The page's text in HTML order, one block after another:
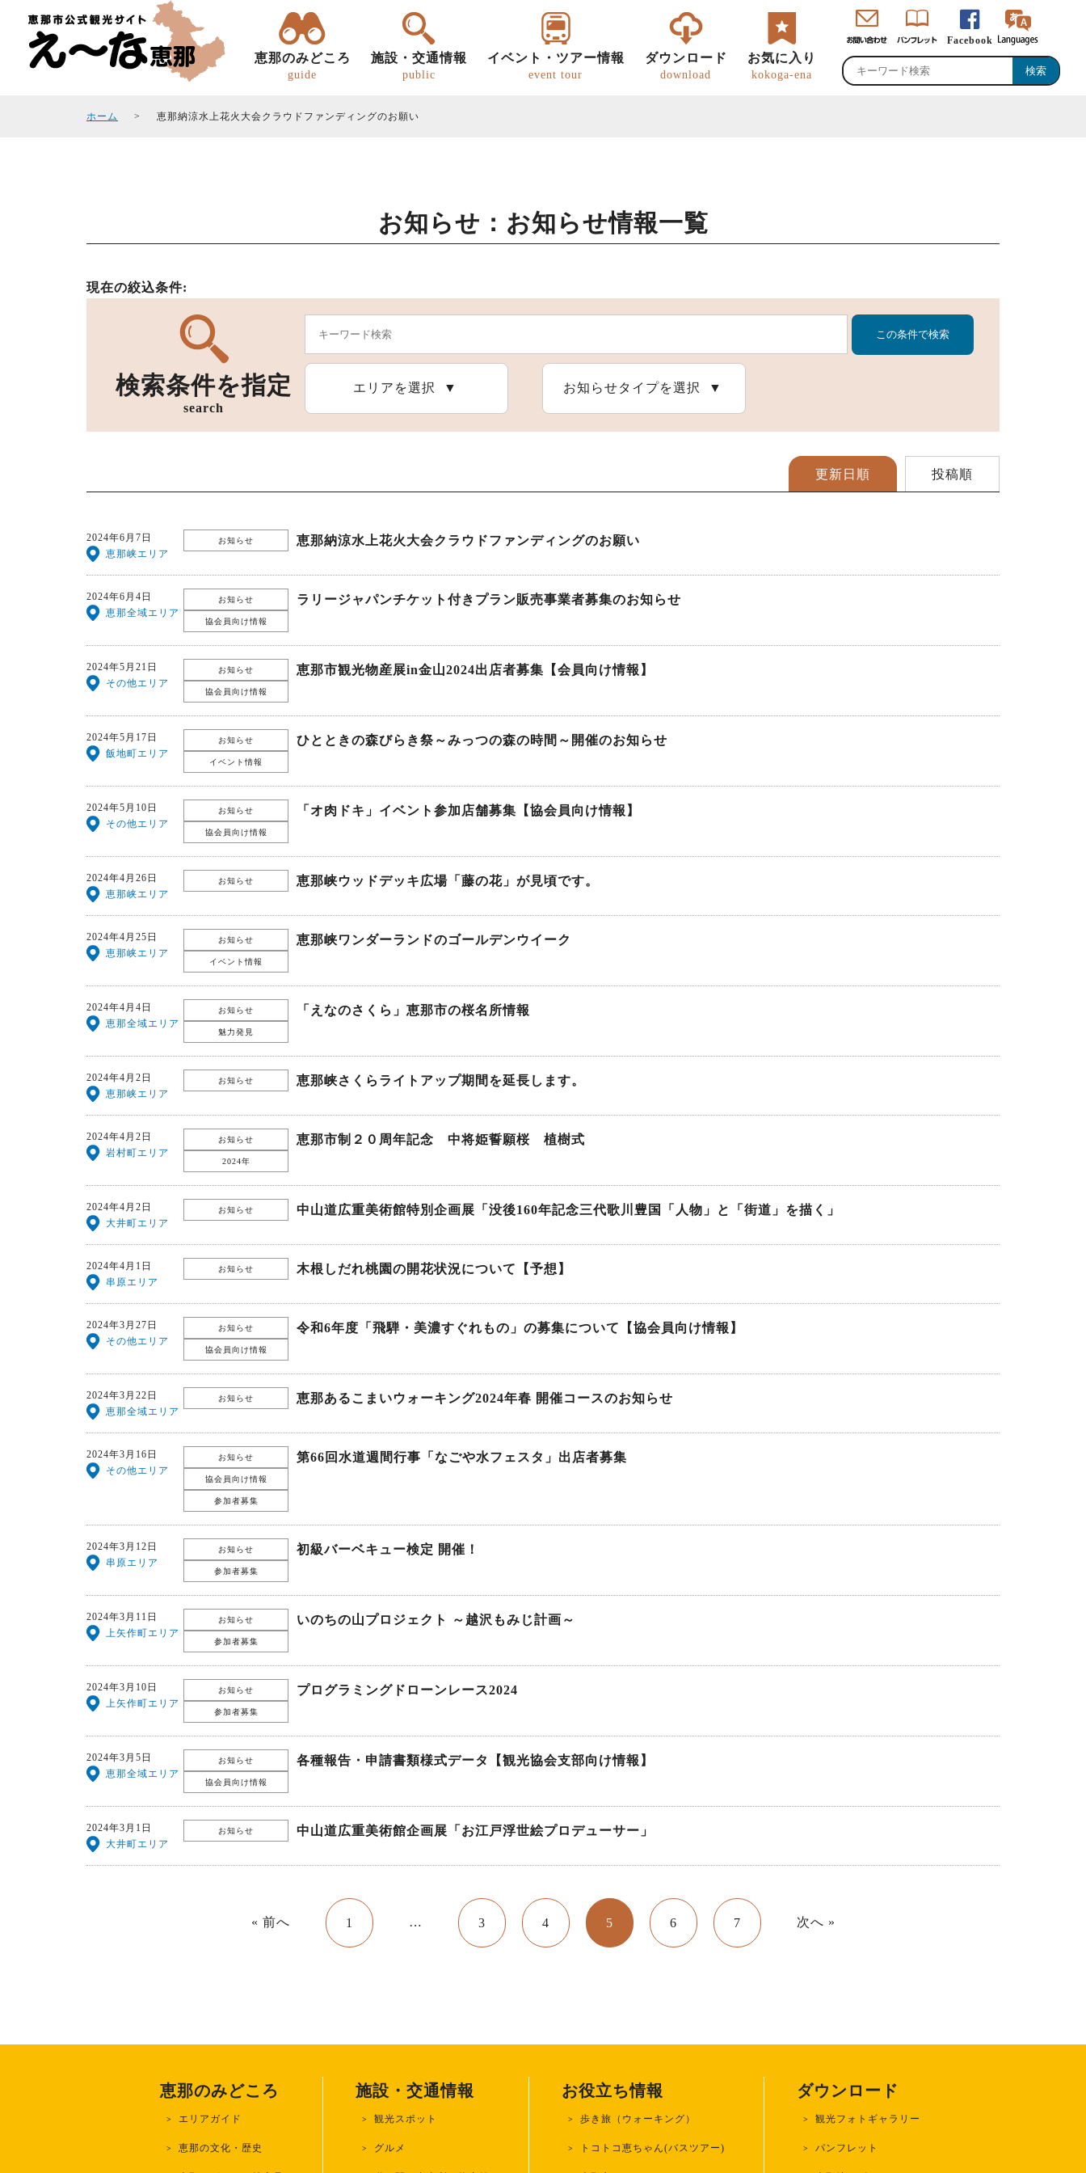
恵那のみどころ
guide
施設・交通情報
public
イベント・ツアー情報
event tour
ダウンロード
download
お気に入り
kokoga-ena
Facebook
ホーム 恵那納涼水上花火大会クラウドファンディングのお願い
お知らせ：お知らせ情報一覧
現在の絞込条件:
検索条件を指定
search
エリアを選択 お知らせタイプを選択
更新日順 投稿順
恵那納涼水上花火大会クラウドファンディングのお願い
お知らせ
2024年6月7日
恵那峡エリア
ラリージャパンチケット付きプラン販売事業者募集のお知らせ
お知らせ
協会員向け情報
2024年6月4日
恵那全域エリア
恵那市観光物産展in金山2024出店者募集【会員向け情報】
お知らせ
協会員向け情報
2024年5月21日
その他エリア
ひとときの森びらき祭～みっつの森の時間～開催のお知らせ
お知らせ
イベント情報
2024年5月17日
飯地町エリア
「オ肉ドキ」イベント参加店舗募集【協会員向け情報】
お知らせ
協会員向け情報
2024年5月10日
その他エリア
恵那峡ウッドデッキ広場「藤の花」が見頃です。
お知らせ
2024年4月26日
恵那峡エリア
恵那峡ワンダーランドのゴールデンウイーク
お知らせ
イベント情報
2024年4月25日
恵那峡エリア
「えなのさくら」恵那市の桜名所情報
お知らせ
魅力発見
2024年4月4日
恵那全域エリア
恵那峡さくらライトアップ期間を延長します。
お知らせ
2024年4月2日
恵那峡エリア
恵那市制２０周年記念 中将姫誓願桜 植樹式
お知らせ
2024年
2024年4月2日
岩村町エリア
中山道広重美術館特別企画展「没後160年記念三代歌川豊国「人物」と「街道」を描く」
お知らせ
2024年4月2日
大井町エリア
木根しだれ桃園の開花状況について【予想】
お知らせ
2024年4月1日
串原エリア
令和6年度「飛騨・美濃すぐれもの」の募集について【協会員向け情報】
お知らせ
協会員向け情報
2024年3月27日
その他エリア
恵那あるこまいウォーキング2024年春 開催コースのお知らせ
お知らせ
2024年3月22日
恵那全域エリア
第66回水道週間行事「なごや水フェスタ」出店者募集
お知らせ
協会員向け情報
参加者募集
2024年3月16日
その他エリア
初級バーベキュー検定 開催！
お知らせ
参加者募集
2024年3月12日
串原エリア
いのちの山プロジェクト ～越沢もみじ計画～
お知らせ
参加者募集
2024年3月11日
上矢作町エリア
プログラミングドローンレース2024
お知らせ
参加者募集
2024年3月10日
上矢作町エリア
各種報告・申請書類様式データ【観光協会支部向け情報】
お知らせ
協会員向け情報
2024年3月5日
恵那全域エリア
中山道広重美術館企画展「お江戸浮世絵プロデューサー」
お知らせ
2024年3月1日
大井町エリア
« 前へ 1 … 3 4 5 6 7 次へ »
恵那のみどころ
エリアガイド
恵那の文化・歴史
施設・交通情報
観光スポット
グルメ
お役立ち情報
歩き旅（ウォーキング）
トコトコ恵ちゃん(バスツアー)
ダウンロード
観光フォトギャラリー
パンフレット